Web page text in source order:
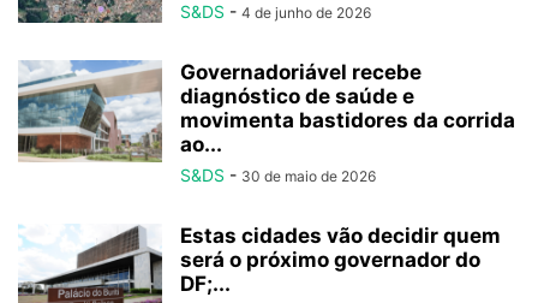
S&DS - 4 de junho de 2026
Governadoriável recebe
diagnóstico de saúde e
movimenta bastidores da corrida
ao...
S&DS - 30 de maio de 2026
Estas cidades vão decidir quem
será o próximo governador do
DF;...